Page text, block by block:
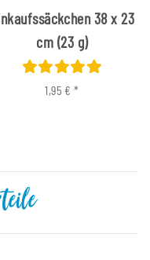
38 x 23
cm (23 g)
1,95 €*